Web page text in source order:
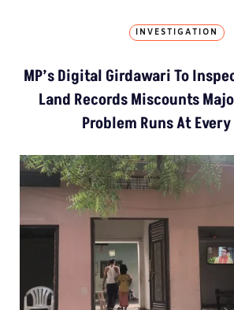
INVESTIGATION
MP’s Digital Girdawari To
Land Records Miscounts
Problem Runs At